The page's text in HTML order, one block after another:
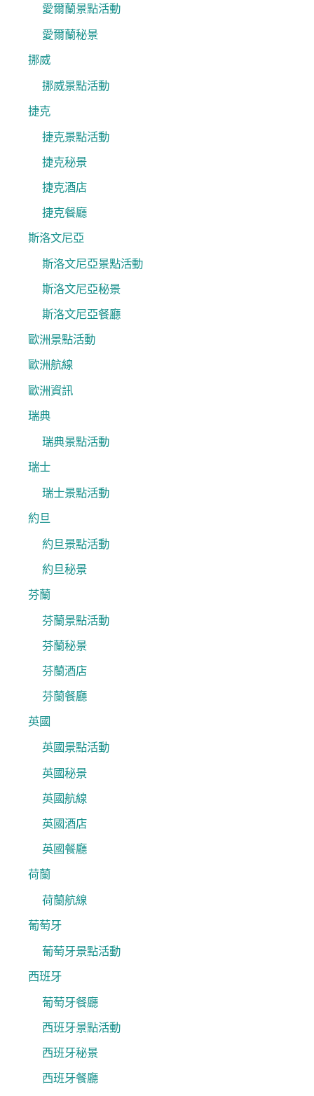
愛爾蘭景點活動
愛爾蘭秘景
挪威
挪威景點活動
捷克
捷克景點活動
捷克秘景
捷克酒店
捷克餐廳
斯洛文尼亞
斯洛文尼亞景點活動
斯洛文尼亞秘景
斯洛文尼亞餐廳
歐洲景點活動
歐洲航線
歐洲資訊
瑞典
瑞典景點活動
瑞士
瑞士景點活動
約旦
約旦景點活動
約旦秘景
芬蘭
芬蘭景點活動
芬蘭秘景
芬蘭酒店
芬蘭餐廳
英國
英國景點活動
英國秘景
英國航線
英國酒店
英國餐廳
荷蘭
荷蘭航線
葡萄牙
葡萄牙景點活動
西班牙
葡萄牙餐廳
西班牙景點活動
西班牙秘景
西班牙餐廳